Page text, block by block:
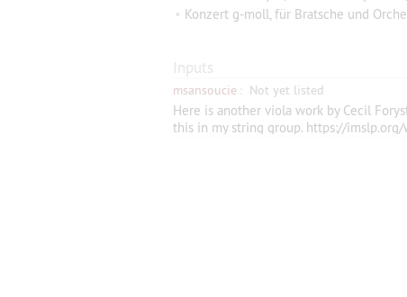
• Konzert g-moll, für Bratsche und
Inputs
msansoucie Not yet listed
Here is another viola work by Cecil
this in my string group. https://imslp.org/